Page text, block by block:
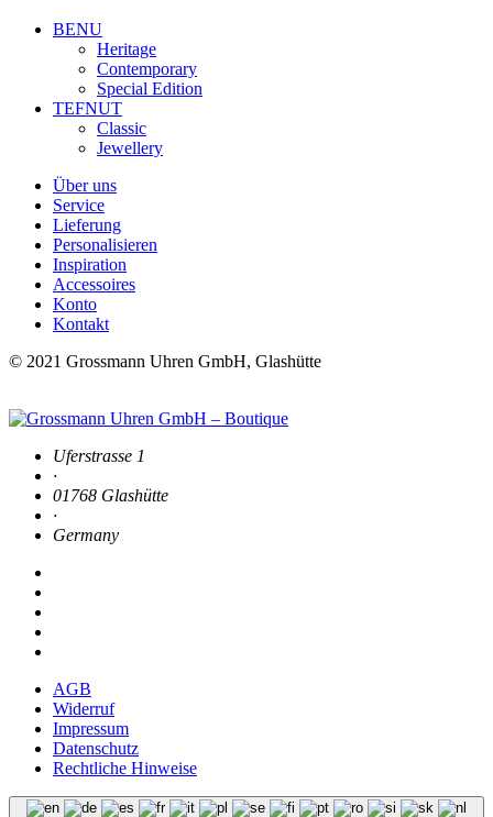
BENU
Heritage
Contemporary
Special Edition
TEFNUT
Classic
Jewellery
Über uns
Service
Lieferung
Personalisieren
Inspiration
Accessoires
Konto
Kontakt
© 2021 Grossmann Uhren GmbH, Glashütte
Uferstrasse 1
·
01768 Glashütte
·
Germany
AGB
Widerruf
Impressum
Datenschutz
Rechtliche Hinweise